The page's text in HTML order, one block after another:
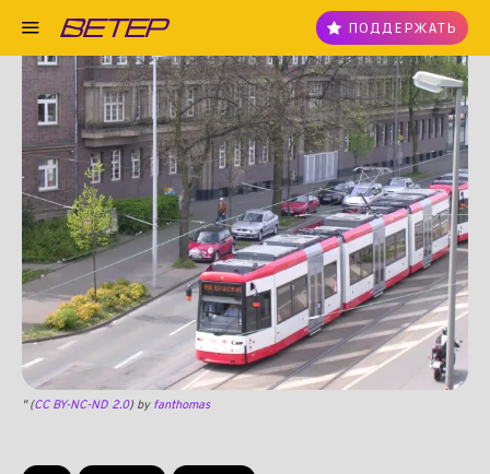
ПОДДЕРЖАТЬ
" (CC BY-NC-ND 2.0) by fanthomas